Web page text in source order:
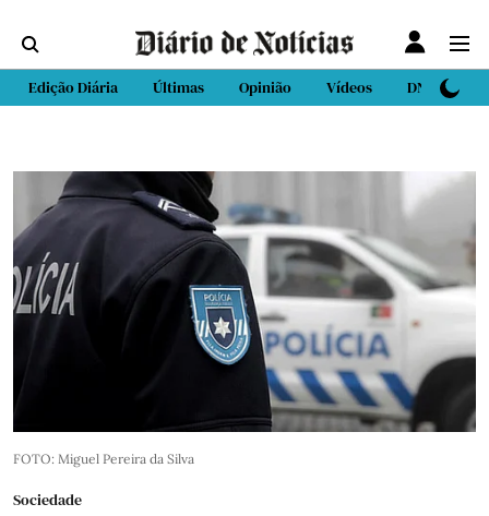
Edição Diária Últimas Opinião Vídeos DN Sport
FOTO: Miguel Pereira da Silva
Sociedade